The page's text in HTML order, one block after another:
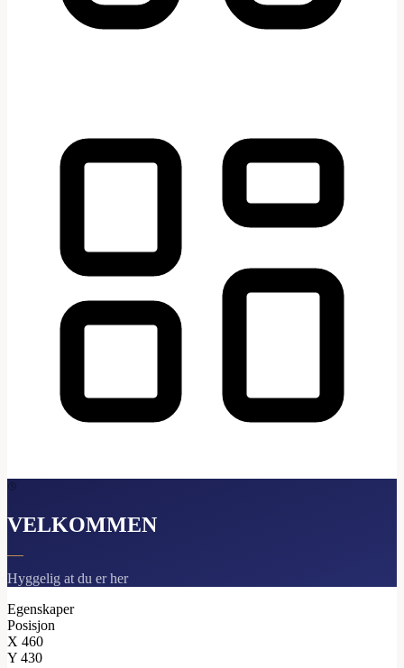
VELKOMMEN
Hyggelig at du er her
Egenskaper
Posisjon
X 460
Y 430